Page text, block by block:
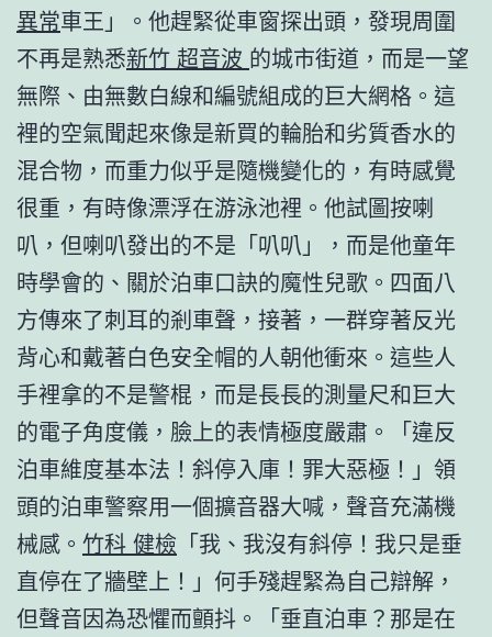
異常車王」。他趕緊從車窗探出頭，發現周圍
不再是熟悉新竹 超音波 的城市街道，而是一望
無際、由無數白線和編號組成的巨大網格。這
裡的空氣聞起來像是新買的輪胎和劣質香水的
混合物，而重力似乎是隨機變化的，有時感覺
很重，有時像漂浮在游泳池裡。他試圖按喇
叭，但喇叭發出的不是「叭叭」，而是他童年
時學會的、關於泊車口訣的魔性兒歌。四面八
方傳來了刺耳的剎車聲，接著，一群穿著反光
背心和戴著白色安全帽的人朝他衝來。這些人
手裡拿的不是警棍，而是長長的測量尺和巨大
的電子角度儀，臉上的表情極度嚴肅。「違反
泊車維度基本法！斜停入庫！罪大惡極！」領
頭的泊車警察用一個擴音器大喊，聲音充滿機
械感。 竹科 健檢 「我、我沒有斜停！我只是垂
直停在了牆壁上！」何手殘趕緊為自己辯解，
但聲音因為恐懼而顫抖。「垂直泊車？那是在